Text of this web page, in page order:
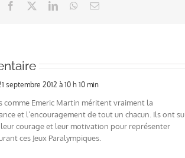
Facebook LinkedInWhatsApp
Email
septembre 2012 à 10 h 10 min
comme Emeric Martin méritent vraiment la
et l’encouragement de tout un chacun. Ils ont su
courage et leur motivation pour représenter
ces Jeux Paralympiques.